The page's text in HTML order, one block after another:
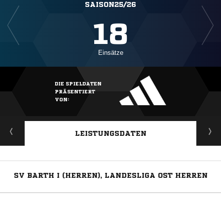
SAISON25/26
18
Einsätze
DIE SPIELDATEN
PRÄSENTIERT
VON:
LEISTUNGSDATEN
SV BARTH I (HERREN), LANDESLIGA OST HERREN